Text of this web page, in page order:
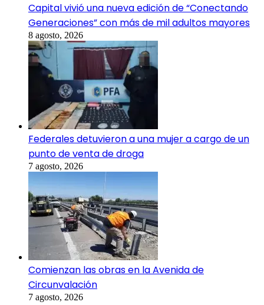
Capital vivió una nueva edición de “Conectando
Generaciones” con más de mil adultos mayores
8 agosto, 2026
Federales detuvieron a una mujer a cargo de un
punto de venta de droga
7 agosto, 2026
Comienzan las obras en la Avenida de
Circunvalación
7 agosto, 2026